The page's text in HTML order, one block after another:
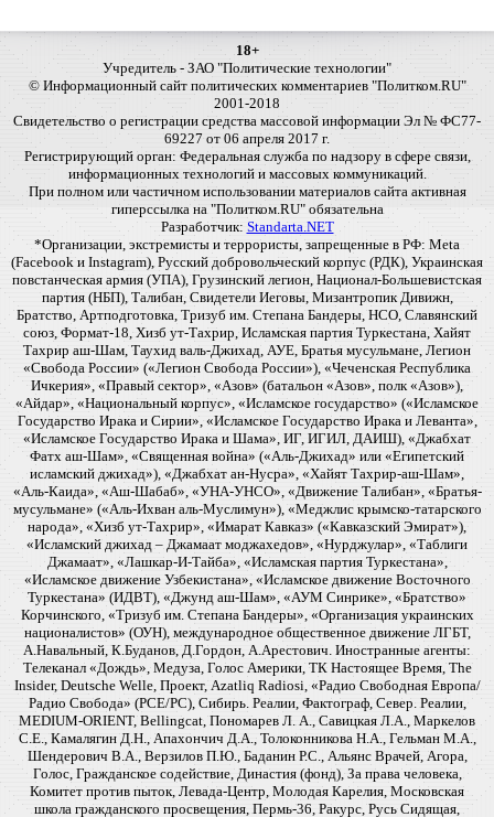
18+
Учредитель - ЗАО "Политические технологии"
© Информационный сайт политических комментариев "Политком.RU"
2001-2018
Свидетельство о регистрации средства массовой информации Эл № ФС77-
69227 от 06 апреля 2017 г.
Регистрирующий орган: Федеральная служба по надзору в сфере связи,
информационных технологий и массовых коммуникаций.
При полном или частичном использовании материалов сайта активная
гиперссылка на "Политком.RU" обязательна
Разработчик: Standarta.NET
*Организации, экстремисты и террористы, запрещенные в РФ: Meta
(Facebook и Instagram), Русский добровольческий корпус (РДК), Украинская
повстанческая армия (УПА), Грузинский легион, Национал-Большевистская
партия (НБП), Талибан, Свидетели Иеговы, Мизантропик Дивижн,
Братство, Артподготовка, Тризуб им. Степана Бандеры, НСО, Славянский
союз, Формат-18, Хизб ут-Тахрир, Исламская партия Туркестана, Хайят
Тахрир аш-Шам, Таухид валь-Джихад, АУЕ, Братья мусульмане, Легион
«Свобода России» («Легион Свобода России»), «Чеченская Республика
Ичкерия», «Правый сектор», «Азов» (батальон «Азов», полк «Азов»),
«Айдар», «Национальный корпус», «Исламское государство» («Исламское
Государство Ирака и Сирии», «Исламское Государство Ирака и Леванта»,
«Исламское Государство Ирака и Шама», ИГ, ИГИЛ, ДАИШ), «Джабхат
Фатх аш-Шам», «Священная война» («Аль-Джихад» или «Египетский
исламский джихад»), «Джабхат ан-Нусра», «Хайят Тахрир-аш-Шам»,
«Аль-Каида», «Аш-Шабаб», «УНА-УНСО», «Движение Талибан», «Братья-
мусульмане» («Аль-Ихван аль-Муслимун»), «Меджлис крымско-татарского
народа», «Хизб ут-Тахрир», «Имарат Кавказ» («Кавказский Эмират»),
«Исламский джихад – Джамаат моджахедов», «Нурджулар», «Таблиги
Джамаат», «Лашкар-И-Тайба», «Исламская партия Туркестана»,
«Исламское движение Узбекистана», «Исламское движение Восточного
Туркестана» (ИДВТ), «Джунд аш-Шам», «АУМ Синрике», «Братство»
Корчинского, «Тризуб им. Степана Бандеры», «Организация украинских
националистов» (ОУН), международное общественное движение ЛГБТ,
А.Навальный, К.Буданов, Д.Гордон, А.Арестович. Иностранные агенты:
Телеканал «Дождь», Медуза, Голос Америки, ТК Настоящее Время, The
Insider, Deutsche Welle, Проект, Azatliq Radiosi, «Радио Свободная Европа/
Радио Свобода» (PCE/PC), Сибирь. Реалии, Фактограф, Север. Реалии,
MEDIUM-ORIENT, Bellingcat, Пономарев Л. А., Савицкая Л.А., Маркелов
С.Е., Камалягин Д.Н., Апахончич Д.А., Толоконникова Н.А., Гельман М.А.,
Шендерович В.А., Верзилов П.Ю., Баданин Р.С., Альянс Врачей, Агора,
Голос, Гражданское содействие, Династия (фонд), За права человека,
Комитет против пыток, Левада-Центр, Молодая Карелия, Московская
школа гражданского просвещения, Пермь-36, Ракурс, Русь Сидящая,